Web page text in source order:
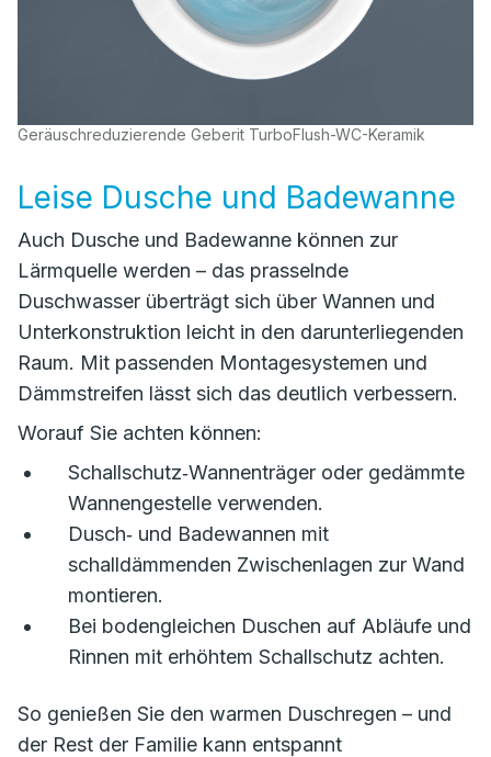
Geräuschreduzierende Geberit TurboFlush-WC-Keramik
Leise Dusche und Badewanne
Auch Dusche und Badewanne können zur
Lärmquelle werden – das prasselnde
Duschwasser überträgt sich über Wannen und
Unterkonstruktion leicht in den darunterliegenden
Raum. Mit passenden Montagesystemen und
Dämmstreifen lässt sich das deutlich verbessern.
Worauf Sie achten können:
Schallschutz‑Wannenträger oder gedämmte
Wannengestelle verwenden.
Dusch‑ und Badewannen mit
schalldämmenden Zwischenlagen zur Wand
montieren.
Bei bodengleichen Duschen auf Abläufe und
Rinnen mit erhöhtem Schallschutz achten.
So genießen Sie den warmen Duschregen – und
der Rest der Familie kann entspannt